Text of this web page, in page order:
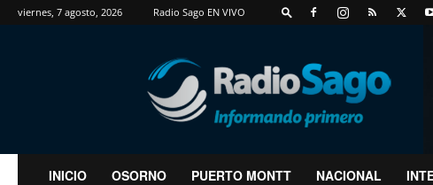
viernes, 7 agosto, 2026 Radio Sago EN VIVO
RadioSago
INICIO OSORNO PUERTO MONTT NACIONAL